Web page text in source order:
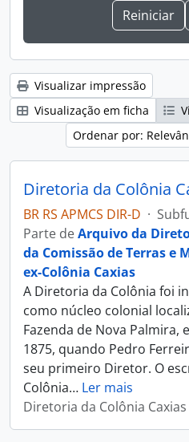
Visualizar impressão
Visualização em ficha
Ordenar por:
Diretoria da Colônia
BR RS APMCS DIR-D ·
Parte deArquivo da
da Comissão de Terras e
ex-Colônia Caxias
A Diretoria da Colônia foi
como núcleo colonial
Fazenda de Nova Palmira,
1875, quando Pedro
seu primeiro Diretor. O
Colônia… Ler mais
Diretoria da Colônia Caxias